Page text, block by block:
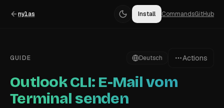
nylas Install CommandsGitHub
GUIDE Deutsch Actions
Outlook CLI: E-Mail vom
Terminal senden